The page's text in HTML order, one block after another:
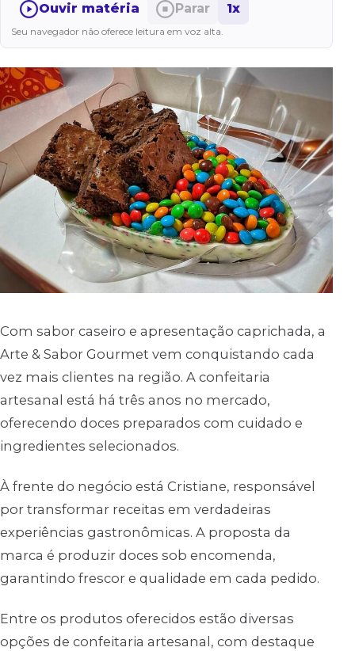
Ouvir matéria Parar 1x
Seu navegador não oferece leitura em voz alta.
Com sabor caseiro e apresentação caprichada, a
Arte & Sabor Gourmet vem conquistando cada
vez mais clientes na região. A confeitaria
artesanal está há três anos no mercado,
oferecendo doces preparados com cuidado e
ingredientes selecionados.
À frente do negócio está Cristiane, responsável
por transformar receitas em verdadeiras
experiências gastronômicas. A proposta da
marca é produzir doces sob encomenda,
garantindo frescor e qualidade em cada pedido.
Entre os produtos oferecidos estão diversas
opções de confeitaria artesanal, com destaque